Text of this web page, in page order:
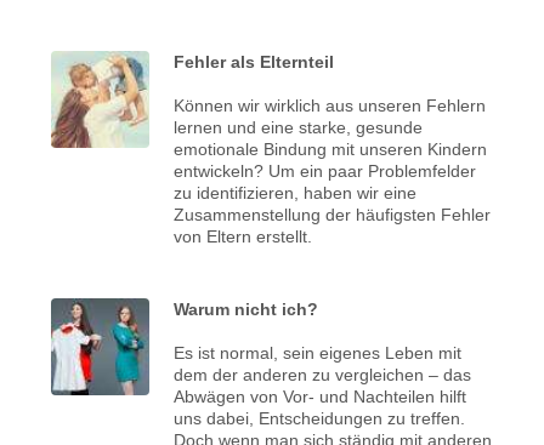
Fehler als Elternteil
Können wir wirklich aus unseren Fehlern
lernen und eine starke, gesunde
emotionale Bindung mit unseren Kindern
entwickeln? Um ein paar Problemfelder
zu identifizieren, haben wir eine
Zusammenstellung der häufigsten Fehler
von Eltern erstellt.
Warum nicht ich?
Es ist normal, sein eigenes Leben mit
dem der anderen zu vergleichen – das
Abwägen von Vor- und Nachteilen hilft
uns dabei, Entscheidungen zu treffen.
Doch wenn man sich ständig mit anderen